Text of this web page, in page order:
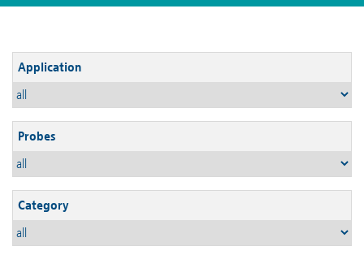
Application
Probes
Category